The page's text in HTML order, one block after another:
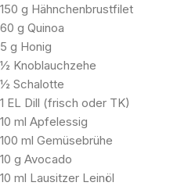
150 g Hähnchenbrustfilet
60 g Quinoa
5 g Honig
½ Knoblauchzehe
½ Schalotte
1 EL Dill (frisch oder TK)
10 ml Apfelessig
100 ml Gemüsebrühe
10 g Avocado
10 ml Lausitzer Leinöl